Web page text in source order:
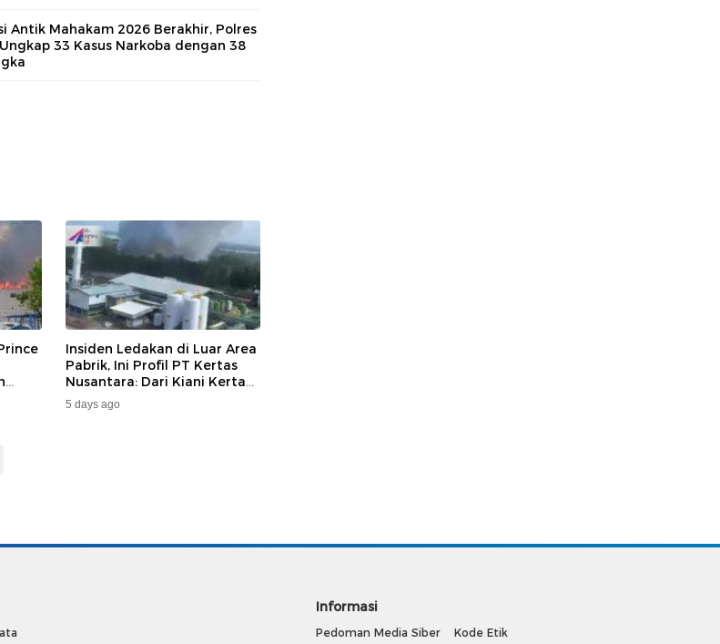
Antik Mahakam 2026 Berakhir, Polres
33 Kasus Narkoba dengan 38
Insiden Ledakan di Luar Area
Pabrik, Ini Profil PT Kertas
Nusantara: Dari Kiani Kertas
hingga Beroperasi Kembali
Karena Prabowo.
5 days ago
Informasi
Pedoman Media Siber Kode Etik